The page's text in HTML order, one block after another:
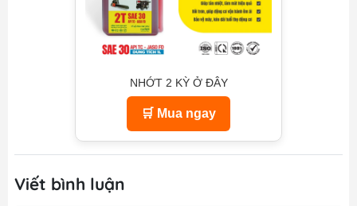
NHỚT 2 KỲ Ở ĐÂY
🛒 Mua ngay
Viết bình luận